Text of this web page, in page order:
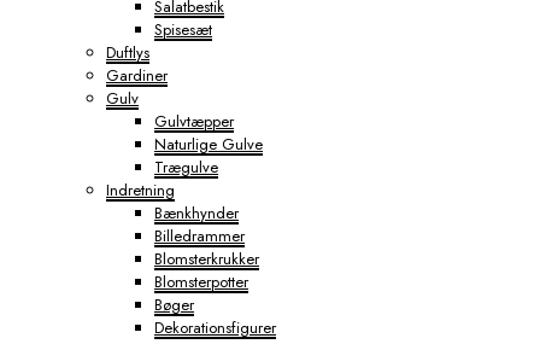
Salatbestik
Spisesæt
Duftlys
Gardiner
Gulv
Gulvtæpper
Naturlige Gulve
Trægulve
Indretning
Bænkhynder
Billedrammer
Blomsterkrukker
Blomsterpotter
Bøger
Dekorationsfigurer